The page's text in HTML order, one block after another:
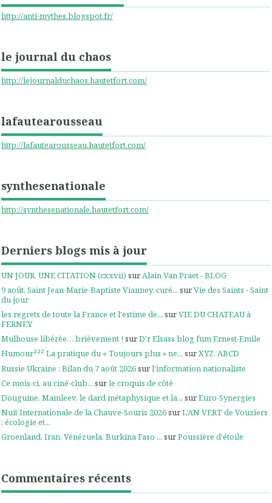
http://anti-mythes.blogspot.fr/
le journal du chaos
http://lejournalduchaos.hautetfort.com/
lafautearousseau
http://lafautearousseau.hautetfort.com/
synthesenationale
http://synthesenationale.hautetfort.com/
Derniers blogs mis à jour
UN JOUR, UNE CITATION (cxxvii) surAlain Van Praet - BLOG
9 août. Saint Jean-Marie-Baptiste Vianney, curé... surVie des Saints - Saint
du jour
les regrets de toute la France et l'estime de... surVIE DU CHATEAU à
FERNEY
Mulhouse libérée… brièvement ! surD'r Elsass blog fum Ernest-Emile
Humour²²² La pratique du « Toujours plus » ne... surXYZ, ABCD
Russie Ukraine : Bilan du 7 août 2026surl'information nationaliste
Ce mois-ci, au ciné-club... surle croquis de côté
Douguine, Mamleev, le dard métaphysique et la... surEuro-Synergies
Nuit Internationale de la Chauve-Souris 2026surL'AN VERT de Vouziers
: écologie et...
Groenland, Iran, Vénézuela, Burkina Faso ... surPoussière d'étoile
Commentaires récents